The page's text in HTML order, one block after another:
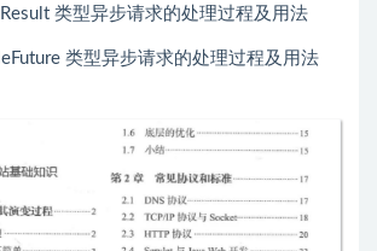
类型异步请求的处理过程及用法
类型异步请求的处理过程及用法